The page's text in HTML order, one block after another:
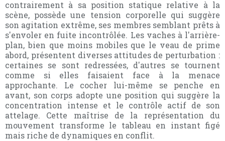
contrairement à sa position statique relative à la
scène, possède une tension corporelle qui suggère
son agitation extrême, ses membres semblant prêts à
s'envoler en fuite incontrôlée. Les vaches à l'arrière-
plan, bien que moins mobiles que le veau de prime
abord, présentent diverses attitudes de perturbation :
certaines se sont redressées, d'autres se tournent
comme si elles faisaient face à la menace
approchante. Le cocher lui-même se penche en
avant, son corps adopte une position qui suggère la
concentration intense et le contrôle actif de son
attelage. Cette maîtrise de la représentation du
mouvement transforme le tableau en instant figé
mais riche de dynamiques en conflit.